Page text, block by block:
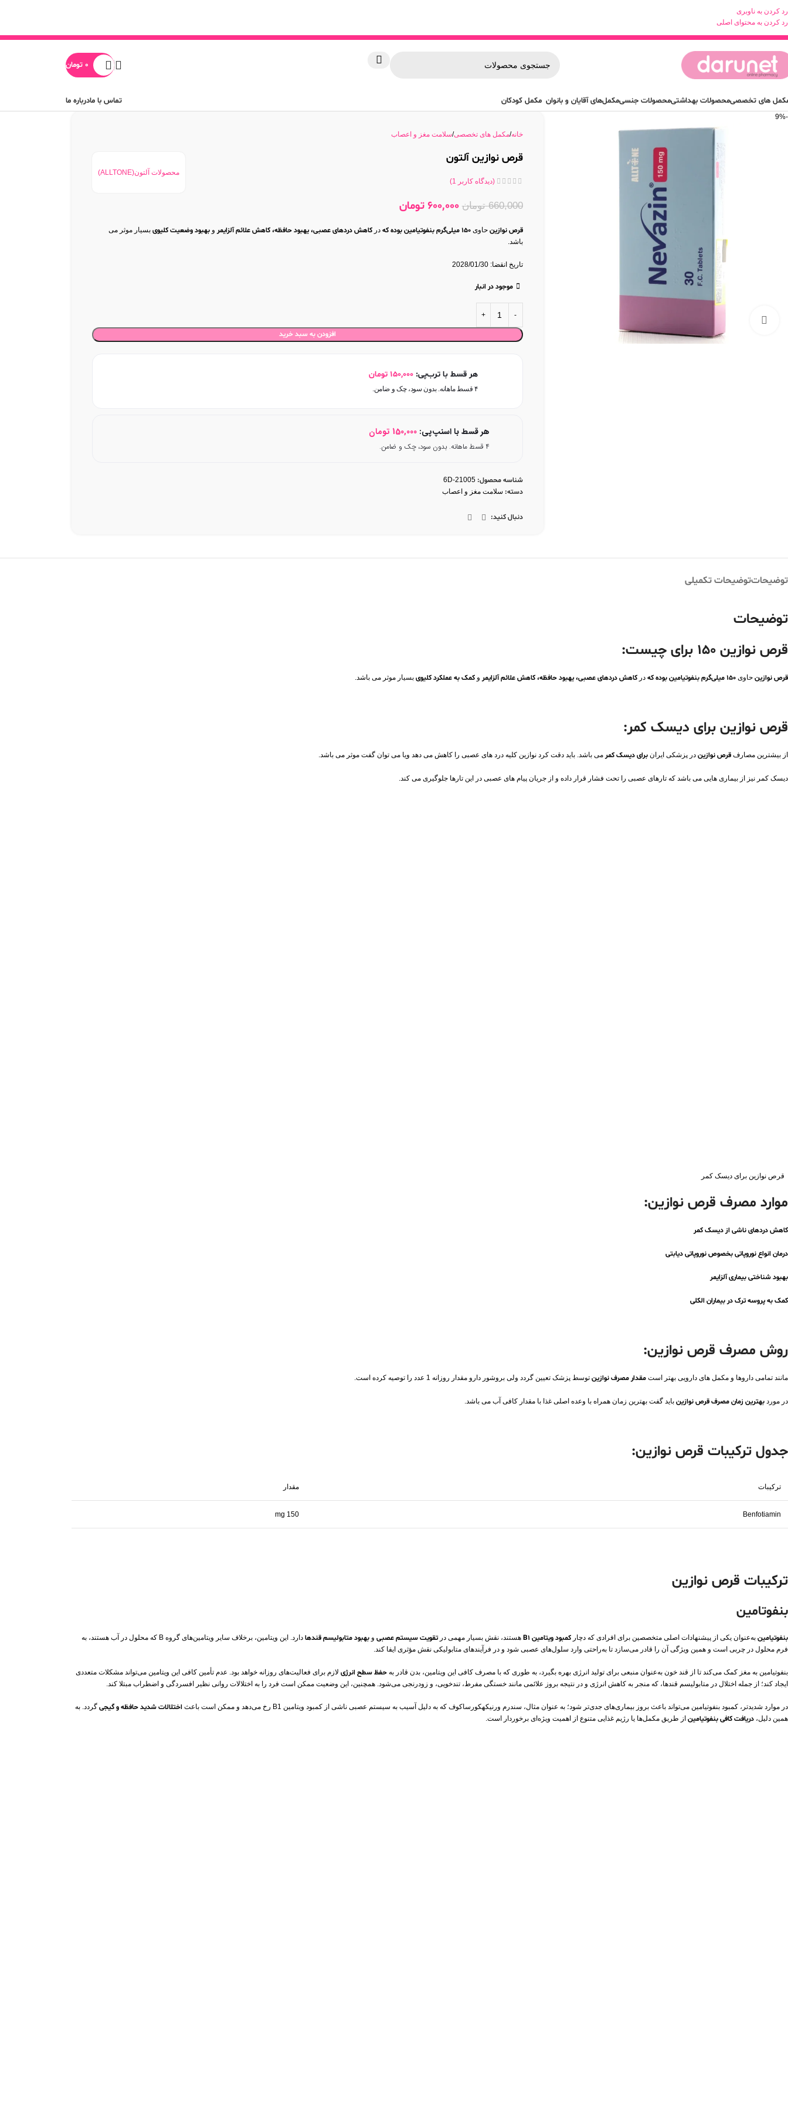
رد کردن به ناوبری
رد کردن به محتوای اصلی
0 تومان
های تخصصیمحصولات بهداشتیمحصولات جنسیمکمل‌های آقایان و بانوان مکمل کودکان تماس با مادرباره ما
-9%
خانه مکمل های تخصصی سلامت مغز و اعصاب
محصولات آلتون(ALLTONE)
قرص نوازین آلتون
(دیدگاه کاربر 1
)
660,000 تومان 600,000 تومان
قرص نوازین حاوی150 میلی‌گرم بنفوتیامین بوده که درکاهش دردهای عصبی، یهبود حافظه، کاهش علائم آلزایمر وبهبود وضعیت کلیوی بسیار موثر می
باشد.
تاریخ انقضا: 2028/01/30
موجود در انبار
افزودن به سبد خرید
هر قسط با ترب‌پی:150,000 تومان
۴ قسط ماهانه. بدون سود، چک و ضامن.
هر قسط با اسنپ‌پی:150,000 تومان
۴ قسط ماهانه. بدون سود، چک و ضامن.
شناسه محصول:6D-21005
دسته: سلامت مغز و اعصاب
دنبال کنید:
توضیحاتتوضیحات تکمیلی
توضیحات
قرص نوازین 150 برای چیست:
قرص نوازین حاوی 150 میلی‌گرم بنفوتیامین بوده که در کاهش دردهای عصبی، یهبود حافظه، کاهش علائم آلزایمر و کمک به عملکرد کلیوی بسیار موثر می باشد.
قرص نوازین برای دیسک کمر:
از بیشترین مصارف قرص نوازین در پزشکی ایران برای دیسک کمر می باشد. باید دقت کرد نوازین کلیه درد های عصبی را کاهش می دهد ویا می توان گفت موثر می باشد.
دیسک کمر نیز از بیماری هایی می باشد که تارهای عصبی را تحت فشار قرار داده و از جریان پیام های عصبی در این تارها جلوگیری می کند.
قرص نوازین برای دیسک کمر
موارد مصرف قرص نوازین:
کاهش دردهای ناشی از دیسک کمر
درمان انواع نوروپاتی بخصوص نوروپاتی دیابتی
بهبود شناختی بیماری آلزایمر
کمک به پروسه ترک در بیماران الکلی
روش مصرف قرص نوازین:
مانند تمامی داروها و مکمل های دارویی بهتر است مقدار مصرف نوازین توسط پزشک تعیین گردد ولی بروشور دارو مقدار روزانه 1 عدد را توصیه کرده است.
در مورد بهترین زمان مصرف قرص نوازین باید گفت بهترین زمان همراه با وعده اصلی غذا با مقدار کافی آب می باشد.
جدول ترکیبات قرص نوازین:
ترکیبات مقدار
Benfotiamin
150 mg
ترکیبات قرص نوازین
بنفوتامین
بنفوتیامین به‌عنوان یکی از پیشنهادات اصلی متخصصین برای افرادی که دچار کمبود ویتامین B1 هستند، نقش بسیار مهمی در تقویت سیستم عصبی و بهبود متابولیسم قندها
دارد. این ویتامین، برخلاف سایر ویتامین‌های گروه B که محلول در آب هستند، به
فرم محلول در چربی است و همین ویژگی آن را قادر می‌سازد تا به‌راحتی وارد سلول‌های عصبی شود و در فرآیندهای متابولیکی نقش مؤثری ایفا کند.
بنفوتیامین به مغز کمک می‌کند تا از قند خون به‌عنوان منبعی برای تولید انرژی بهره بگیرد، به طوری که با مصرف کافی این ویتامین، بدن قادر به حفظ سطح انرژی لازم برای فعالیت‌های روزانه خواهد بود. عدم تأمین کافی این ویتامین می‌تواند مشکلات متعددی
ایجاد کند؛ از جمله اختلال در متابولیسم قندها، که منجر به کاهش انرژی و در نتیجه بروز علائمی مانند خستگی مفرط، تندخویی، و زودرنجی می‌شود. همچنین، این وضعیت ممکن است فرد را به اختلالات روانی نظیر افسردگی و اضطراب مبتلا کند.
در موارد شدیدتر، کمبود بنفوتیامین می‌تواند باعث بروز بیماری‌های جدی‌تر شود؛ به عنوان مثال، سندرم ورنیکهکورساکوف که به دلیل آسیب به سیستم عصبی ناشی از کمبود ویتامین B1 رخ می‌دهد و ممکن است باعث اختلالات شدید حافظه و گیجی گردد. به
همین دلیل، دریافت کافی بنفوتیامین از طریق مکمل‌ها یا رژیم غذایی متنوع از اهمیت ویژه‌ای برخوردار است.